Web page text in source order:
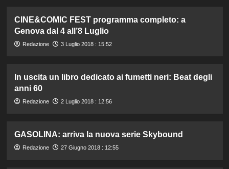
CINE&COMIC FEST programma completo: a
Genova dal 4 all’8 Luglio
Redazione 3 Luglio 2018 : 15:52
In uscita un libro dedicato ai fumetti neri: Beat degli
anni 60
Redazione 2 Luglio 2018 : 12:56
GASOLINA: arriva la nuova serie Skybound
Redazione 27 Giugno 2018 : 12:55